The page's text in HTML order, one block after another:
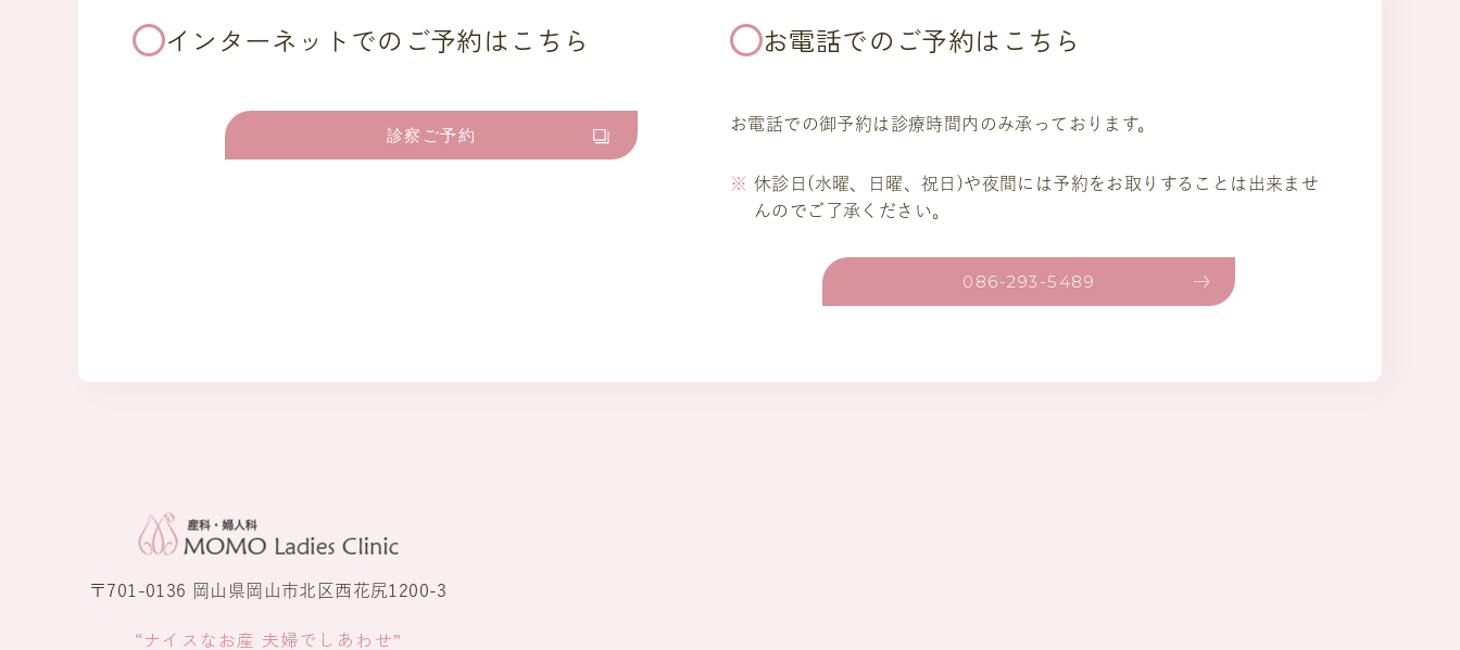
インターネットでのご予約はこちら
診察ご予約
お電話でのご予約はこちら
お電話での御予約は診療時間内のみ承っております。
休診日(水曜、日曜、祝日)や夜間には予約をお取りすることは出来ませ
んのでご了承ください。
086-293-5489
〒701-0136 岡山県岡山市北区西花尻1200-3
“ナイスなお産 夫婦でしあわせ”